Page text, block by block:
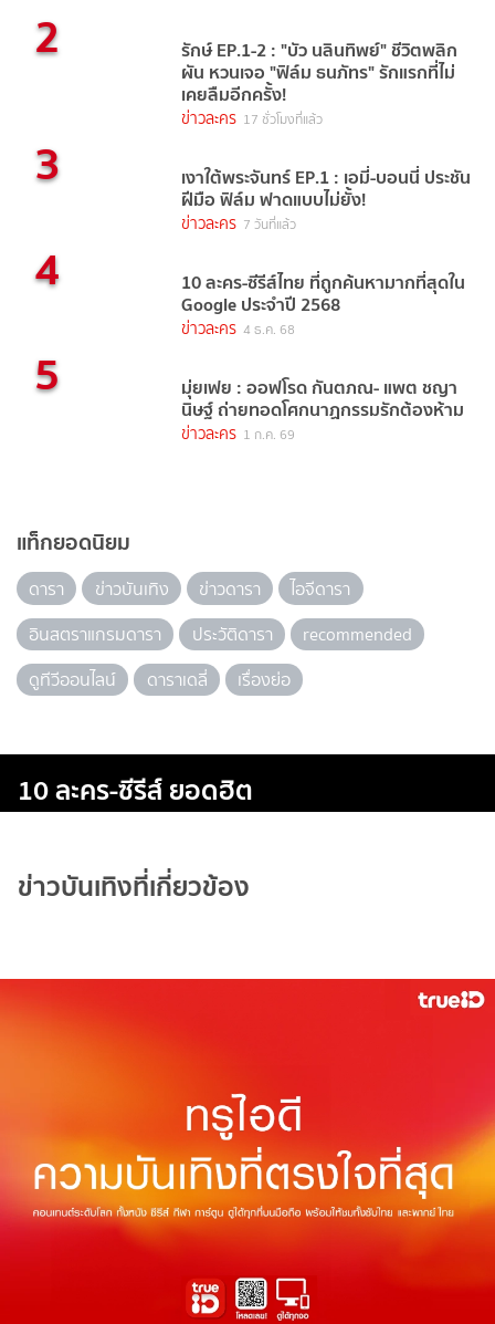
2 รักษ์ EP.1-2 : "บัว นลินทิพย์" ชีวิตพลิก
ผัน หวนเจอ "ฟิล์ม ธนภัทร" รักแรกที่ไม่
เคยลืมอีกครั้ง!
ข่าวละคร 17 ชั่วโมงที่แล้ว
3 เงาใต้พระจันทร์ EP.1 : เอมี่-บอนนี่ ประชัน
ฝีมือ ฟิล์ม ฟาดแบบไม่ยั้ง!
ข่าวละคร 7 วันที่แล้ว
4 10 ละคร-ซีรีส์ไทย ที่ถูกค้นหามากที่สุดใน
Google ประจำปี 2568
ข่าวละคร 4 ธ.ค. 68
5 มุ่ยเฟย : ออฟโรด กันตภณ- แพต ชญา
นิษฐ์ ถ่ายทอดโศกนาฏกรรมรักต้องห้าม
ข่าวละคร 1 ก.ค. 69
แท็กยอดนิยม
ดารา ข่าวบันเทิง ข่าวดารา
ไอจีดารา
อินสตราแกรมดารา
ประวัติดารา
recommended
ดูทีวีออนไลน์
ดาราเดลี่ เรื่องย่อ
10 ละคร-ซีรีส์ ยอดฮิต
ข่าวบันเทิงที่เกี่ยวข้อง